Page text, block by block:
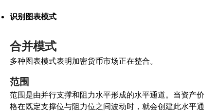
识别图表模式
合并模式
多种图表模式表明加密货币市场正在整合。
范围
范围是由并行支撑和阻力水平形成的水平通道。当资产价
格在既定支撑位与阻力位之间波动时，就会创建此水平通